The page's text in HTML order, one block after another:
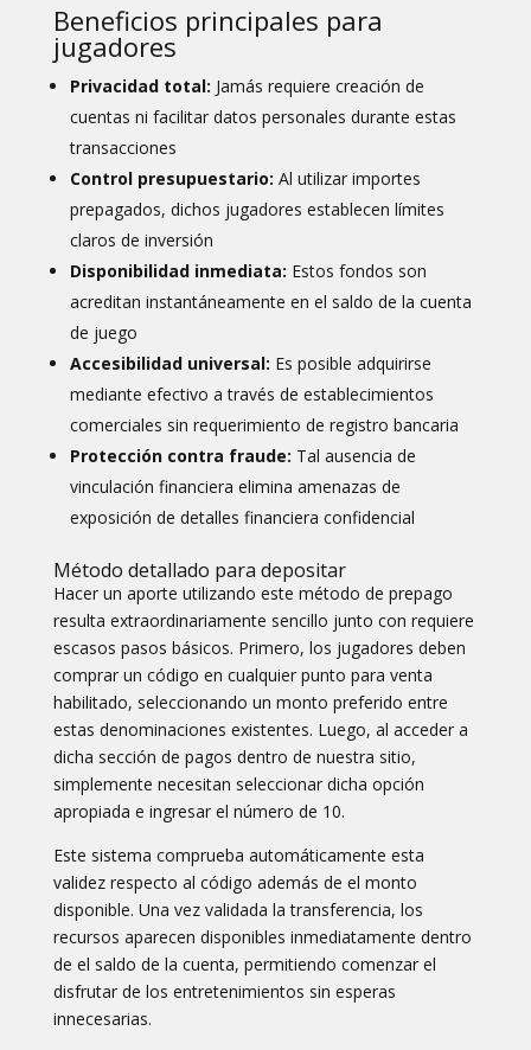
Beneficios principales para
jugadores
Privacidad total: Jamás requiere creación de
cuentas ni facilitar datos personales durante estas
transacciones
Control presupuestario: Al utilizar importes
prepagados, dichos jugadores establecen límites
claros de inversión
Disponibilidad inmediata: Estos fondos son
acreditan instantáneamente en el saldo de la cuenta
de juego
Accesibilidad universal: Es posible adquirirse
mediante efectivo a través de establecimientos
comerciales sin requerimiento de registro bancaria
Protección contra fraude: Tal ausencia de
vinculación financiera elimina amenazas de
exposición de detalles financiera confidencial
Método detallado para depositar
Hacer un aporte utilizando este método de prepago
resulta extraordinariamente sencillo junto con requiere
escasos pasos básicos. Primero, los jugadores deben
comprar un código en cualquier punto para venta
habilitado, seleccionando un monto preferido entre
estas denominaciones existentes. Luego, al acceder a
dicha sección de pagos dentro de nuestra sitio,
simplemente necesitan seleccionar dicha opción
apropiada e ingresar el número de 10.
Este sistema comprueba automáticamente esta
validez respecto al código además de el monto
disponible. Una vez validada la transferencia, los
recursos aparecen disponibles inmediatamente dentro
de el saldo de la cuenta, permitiendo comenzar el
disfrutar de los entretenimientos sin esperas
innecesarias.